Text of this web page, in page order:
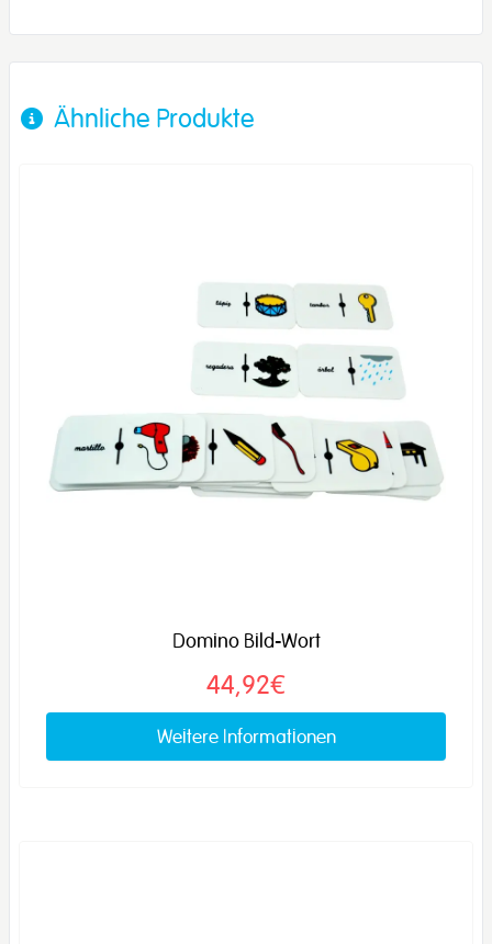
Ähnliche Produkte
Domino Bild-Wort
44,92€
Weitere Informationen